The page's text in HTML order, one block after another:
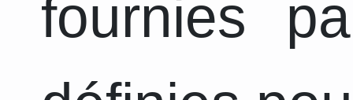
fournies